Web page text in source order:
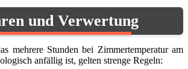
und Verwertung
mehrere Stunden bei Zimmertemperatur am
anfällig ist, gelten strenge Regeln: